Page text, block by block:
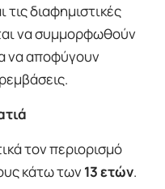
τις διαφημιστικές
να συμμορφωθούν
να αποφύγουν
τον περιορισμό
κάτω των 13 ετών.